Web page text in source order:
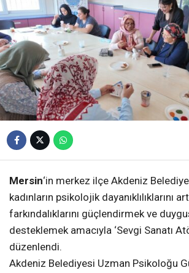
Mersin‘in merkez ilçe Akdeniz
kadınların psikolojik dayanıklılıklarını
farkındalıklarını güçlendirmek ve
desteklemek amacıyla ‘Sevgi Sanatı
düzenlendi.
Akdeniz Belediyesi Uzman Psikoloğu